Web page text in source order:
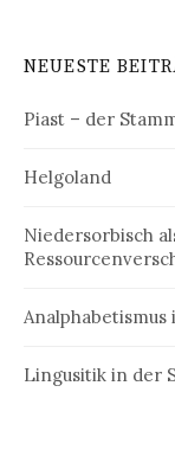
NEUESTE
Piast – der
Helgoland
Niedersorbisch
Analphabetismus
Lingusitik in der